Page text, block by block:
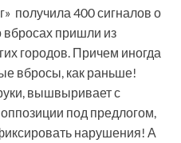
получила 400 сигналов о
пришли из
городов. Причем иногда
вбросы, как раньше!
вышвыривает с
под предлогом,
нарушения! А